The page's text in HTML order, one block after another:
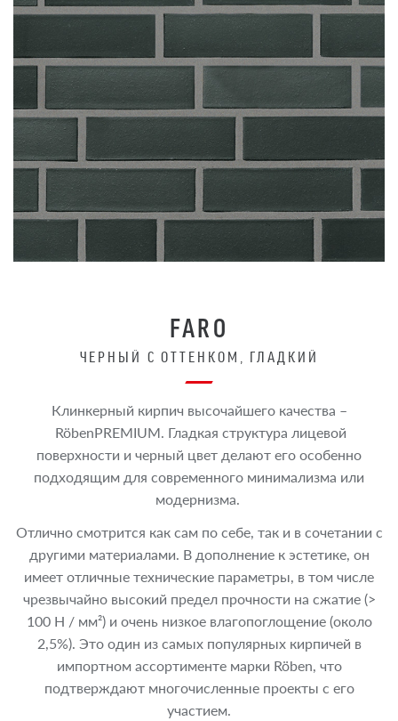
FARO
ЧЕРНЫЙ С ОТТЕНКОМ, ГЛАДКИЙ
Клинкерный кирпич высочайшего качества –
RöbenPREMIUM. Гладкая структура лицевой
поверхности и черный цвет делают его особенно
подходящим для современного минимализма или
модернизма.
Отлично смотрится как сам по себе, так и в сочетании с
другими материалами. В дополнение к эстетике, он
имеет отличные технические параметры, в том числе
чрезвычайно высокий предел прочности на сжатие (>
100 Н / мм²) и очень низкое влагопоглощение (около
2,5%). Это один из самых популярных кирпичей в
импортном ассортименте марки Röben, что
подтверждают многочисленные проекты с его
участием.